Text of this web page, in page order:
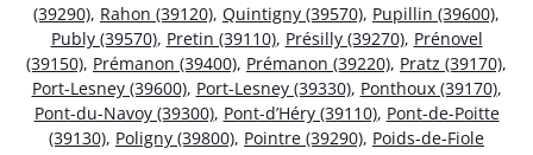
(39290), Rahon (39120), Quintigny (39570), Pupillin (39600),
Publy (39570), Pretin (39110), Présilly (39270), Prénovel
(39150), Prémanon (39400), Prémanon (39220), Pratz (39170),
Port-Lesney (39600), Port-Lesney (39330), Ponthoux (39170),
Pont-du-Navoy (39300), Pont-d’Héry (39110), Pont-de-Poitte
(39130), Poligny (39800), Pointre (39290), Poids-de-Fiole